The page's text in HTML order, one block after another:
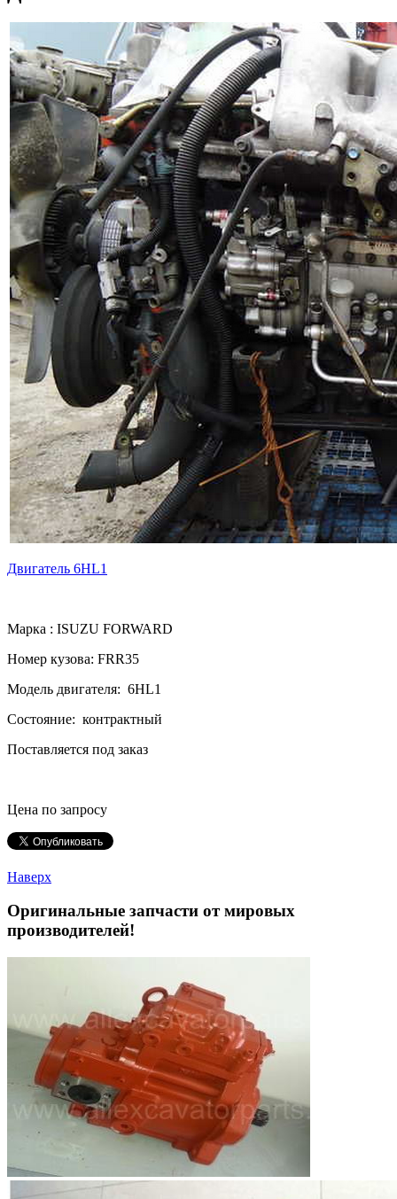
Двигатель 6HL1
Марка : ISUZU FORWARD
Номер кузова: FRR35
Модель двигателя: 6HL1
Состояние: контрактный
Поставляется под заказ
Цена по запросу
Наверх
Оригинальные запчасти от мировых
производителей!